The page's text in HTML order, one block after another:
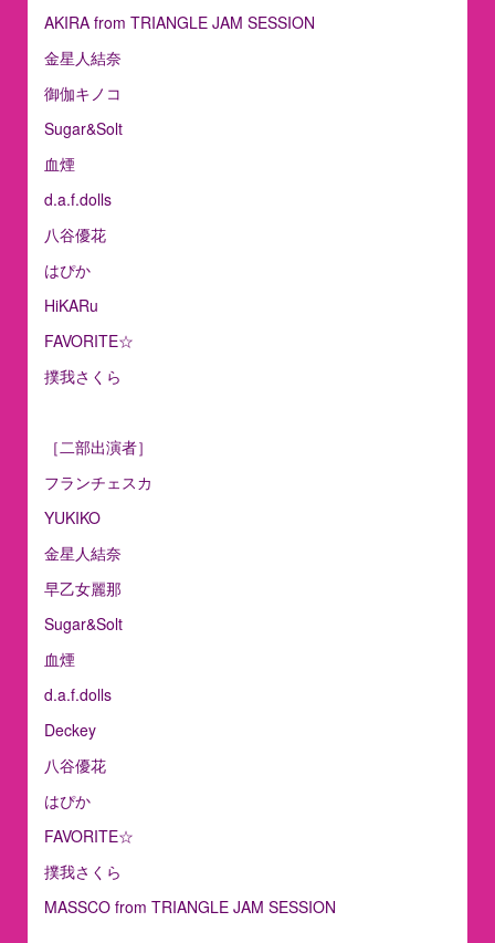
AKIRA from TRIANGLE JAM SESSION
金星人結奈
御伽キノコ
Sugar&Solt
血煙
d.a.f.dolls
八谷優花
はぴか
HiKARu
FAVORITE☆
撲我さくら
［二部出演者］
フランチェスカ
YUKIKO
金星人結奈
早乙女麗那
Sugar&Solt
血煙
d.a.f.dolls
Deckey
八谷優花
はぴか
FAVORITE☆
撲我さくら
MASSCO from TRIANGLE JAM SESSION